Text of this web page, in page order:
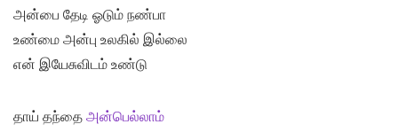
அன்பை தேடி ஓடும் நண்பா
உண்மை அன்பு உலகில் இல்லை
என் இயேசுவிடம் உண்டு
தாய் தந்தை அன்பெல்லாம்